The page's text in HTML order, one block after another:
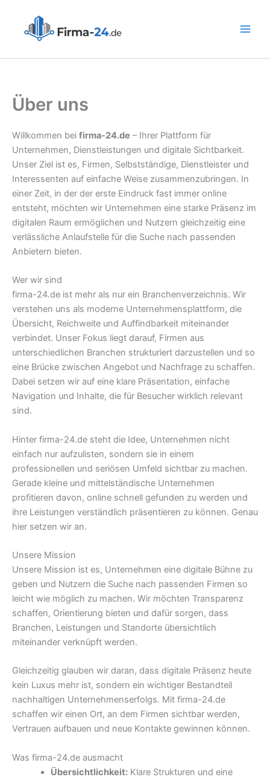
springen
Über uns
Willkommen bei firma-24.de – Ihrer Plattform für
Unternehmen, Dienstleistungen und digitale Sichtbarkeit.
Unser Ziel ist es, Firmen, Selbstständige, Dienstleister und
Interessenten auf einfache Weise zusammenzubringen. In
einer Zeit, in der der erste Eindruck fast immer online
entsteht, möchten wir Unternehmen eine starke Präsenz im
digitalen Raum ermöglichen und Nutzern gleichzeitig eine
verlässliche Anlaufstelle für die Suche nach passenden
Anbietern bieten.
Wer wir sind
firma-24.de ist mehr als nur ein Branchenverzeichnis. Wir
verstehen uns als moderne Unternehmensplattform, die
Übersicht, Reichweite und Auffindbarkeit miteinander
verbindet. Unser Fokus liegt darauf, Firmen aus
unterschiedlichen Branchen strukturiert darzustellen und so
eine Brücke zwischen Angebot und Nachfrage zu schaffen.
Dabei setzen wir auf eine klare Präsentation, einfache
Navigation und Inhalte, die für Besucher wirklich relevant
sind.
Hinter firma-24.de steht die Idee, Unternehmen nicht
einfach nur aufzulisten, sondern sie in einem
professionellen und seriösen Umfeld sichtbar zu machen.
Gerade kleine und mittelständische Unternehmen
profitieren davon, online schnell gefunden zu werden und
ihre Leistungen verständlich präsentieren zu können. Genau
hier setzen wir an.
Unsere Mission
Unsere Mission ist es, Unternehmen eine digitale Bühne zu
geben und Nutzern die Suche nach passenden Firmen so
leicht wie möglich zu machen. Wir möchten Transparenz
schaffen, Orientierung bieten und dafür sorgen, dass
Branchen, Leistungen und Standorte übersichtlich
miteinander verknüpft werden.
Gleichzeitig glauben wir daran, dass digitale Präsenz heute
kein Luxus mehr ist, sondern ein wichtiger Bestandteil
nachhaltigen Unternehmenserfolgs. Mit firma-24.de
schaffen wir einen Ort, an dem Firmen sichtbar werden,
Vertrauen aufbauen und neue Kontakte gewinnen können.
Was firma-24.de ausmacht
Übersichtlichkeit:Klare Strukturen und eine